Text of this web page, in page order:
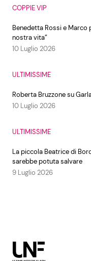
COPPIE VIP
Benedetta Rossi e Marco
nostra vita”
10 Luglio 2026
ULTIMISSIME
Roberta Bruzzone su
10 Luglio 2026
ULTIMISSIME
La piccola Beatrice di
sarebbe potuta salvare
9 Luglio 2026